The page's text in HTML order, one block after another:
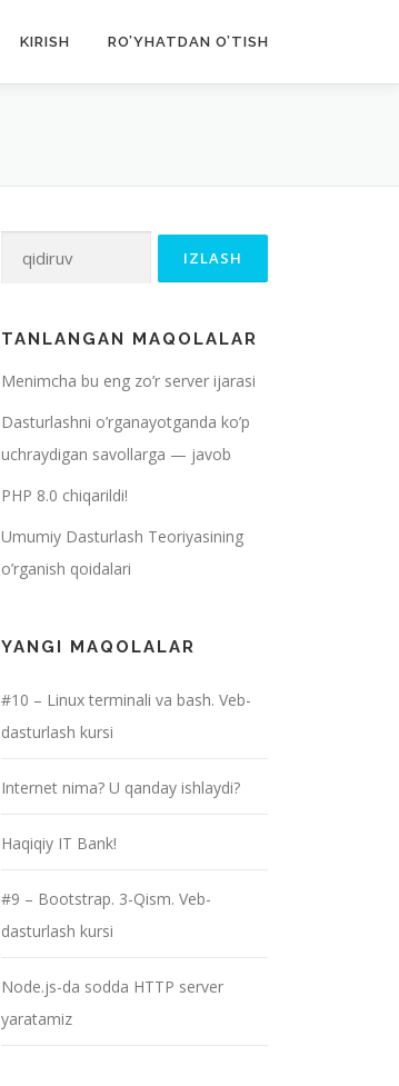
KIRISH RO’YHATDAN O’TISH
Qidirshish:
TANLANGAN MAQOLALAR
Menimcha bu eng zo’r server ijarasi
Dasturlashni o’rganayotganda ko’p
uchraydigan savollarga — javob
PHP 8.0 chiqarildi!
Umumiy Dasturlash Teoriyasining
o’rganish qoidalari
YANGI MAQOLALAR
#10 – Linux terminali va bash. Veb-
dasturlash kursi
Internet nima? U qanday ishlaydi?
Haqiqiy IT Bank!
#9 – Bootstrap. 3-Qism. Veb-
dasturlash kursi
Node.js-da sodda HTTP server
yaratamiz